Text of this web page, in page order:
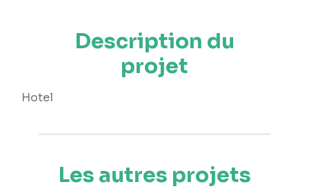
Description du
projet
Hotel
Les autres projets